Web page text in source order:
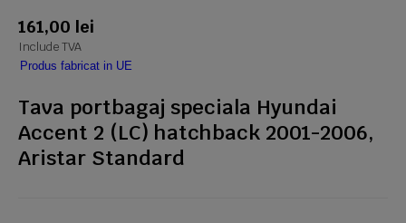
161,00 lei
Include TVA
Produs fabricat in UE
Tava portbagaj speciala Hyundai
Accent 2 (LC) hatchback 2001-2006,
Aristar Standard